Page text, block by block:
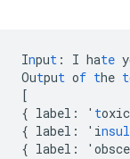
Input : I hate
Output of the t
[
{ label : ' t
{ label : 'i
{ label : 'obsce